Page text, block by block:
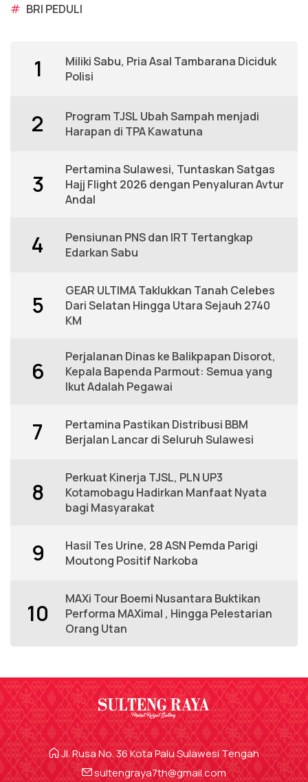
# BRI PEDULI
1
Miliki Sabu, Pria Asal Tambarana Diciduk
Polisi
2
Program TJSL Ubah Sampah menjadi
Harapan di TPA Kawatuna
3
Pertamina Sulawesi, Tuntaskan Satgas
Hajj Flight 2026 dengan Penyaluran Avtur
Andal
4
Pensiunan PNS dan IRT Tertangkap
Edarkan Sabu
5
GEAR ULTIMA Taklukkan Tanah Celebes
Dari Selatan Hingga Utara Sejauh 2740
KM
6
Perjalanan Dinas ke Balikpapan Disorot,
Kepala Bapenda Parmout: Semua yang
Ikut Adalah Pegawai
7
Pertamina Pastikan Distribusi BBM
Berjalan Lancar di Seluruh Sulawesi
8
Perkuat Kinerja TJSL, PLN UP3
Kotamobagu Hadirkan Manfaat Nyata
bagi Masyarakat
9
Hasil Tes Urine, 28 ASN Pemda Parigi
Moutong Positif Narkoba
10
MAXi Tour Boemi Nusantara Buktikan
Performa MAXimal , Hingga Pelestarian
Orang Utan
Jl. Rusa No. 36 Kota Palu Sulawesi Tengah
sultengraya7th@gmail.com